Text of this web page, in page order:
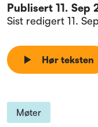
Publisert 11. Sep
Sist redigert 11.
Hør teksten
Møter